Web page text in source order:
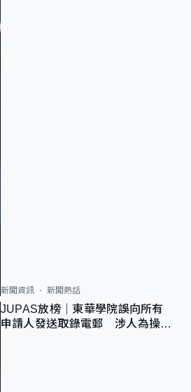
新聞資訊 新聞熱話
JUPAS放榜｜東華學院誤向所有
申請人發送取錄電郵 涉人為操作